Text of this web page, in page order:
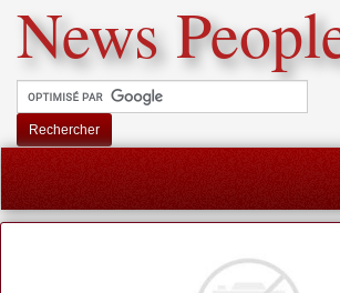
News
Rechercher